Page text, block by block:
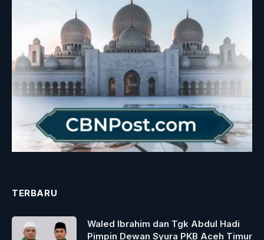
TERBARU
Waled Ibrahim dan Tgk Abdul Hadi
Pimpin Dewan Syura PKB Aceh Timur